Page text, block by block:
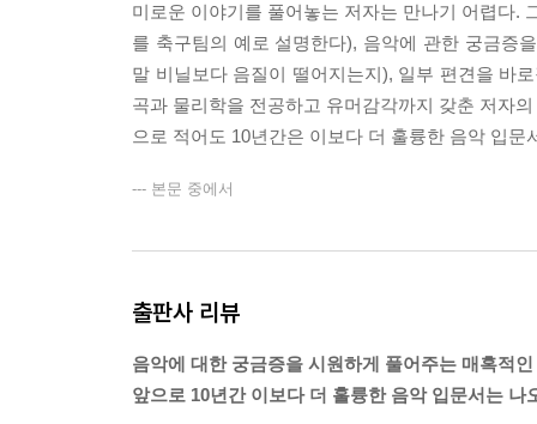
미로운 이야기를 풀어놓는 저자는 만나기 어렵다.
를 축구팀의 예로 설명한다), 음악에 관한 궁금증
말 비닐보다 음질이 떨어지는지), 일부 편견을 바
곡과 물리학을 전공하고 유머감각까지 갖춘 저자
으로 적어도 10년간은 이보다 더 훌륭한 음악 입문
--- 본문 중에서
출판사 리뷰
음악에 대한 궁금증을 시원하게 풀어주는 매혹적
앞으로 10년간 이보다 더 훌륭한 음악 입문서는 나